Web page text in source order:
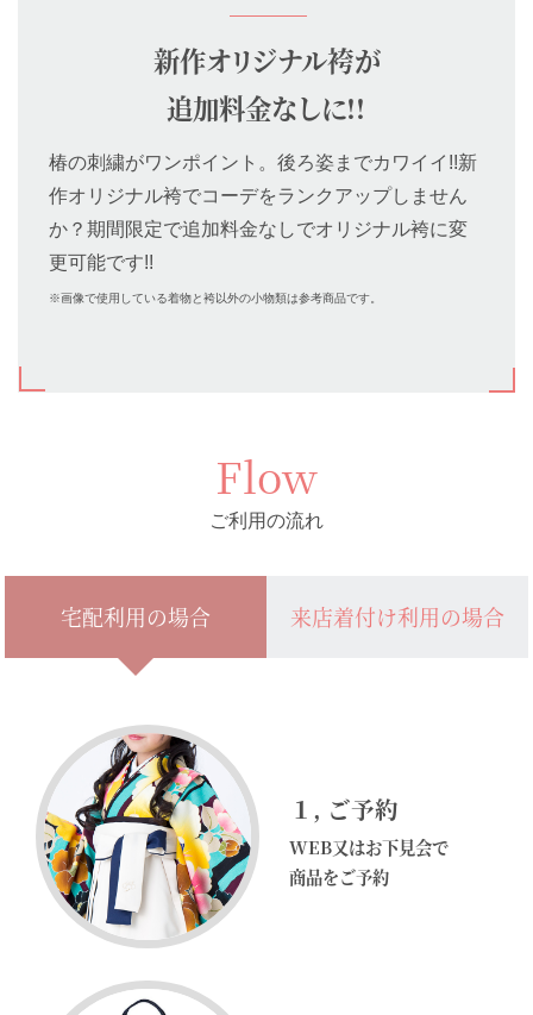
新作オリジナル袴が
追加料金なしに!!
椿の刺繍がワンポイント。後ろ姿までカワイイ!!新
作オリジナル袴でコーデをランクアップしません
か？期間限定で追加料金なしでオリジナル袴に変
更可能です!!
※画像で使用している着物と袴以外の小物類は参考商品です。
Flow
ご利用の流れ
宅配利用の場合 来店着付け利用の場合
１ , ご予約
WEB又はお下見会で
商品をご予約